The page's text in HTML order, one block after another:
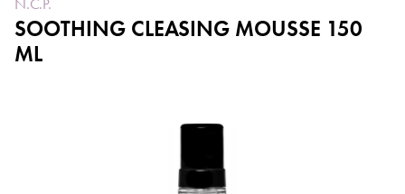
SOOTHING CLEASING MOUSSE 150
ML